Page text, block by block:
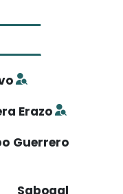
Erazo
Guerrero